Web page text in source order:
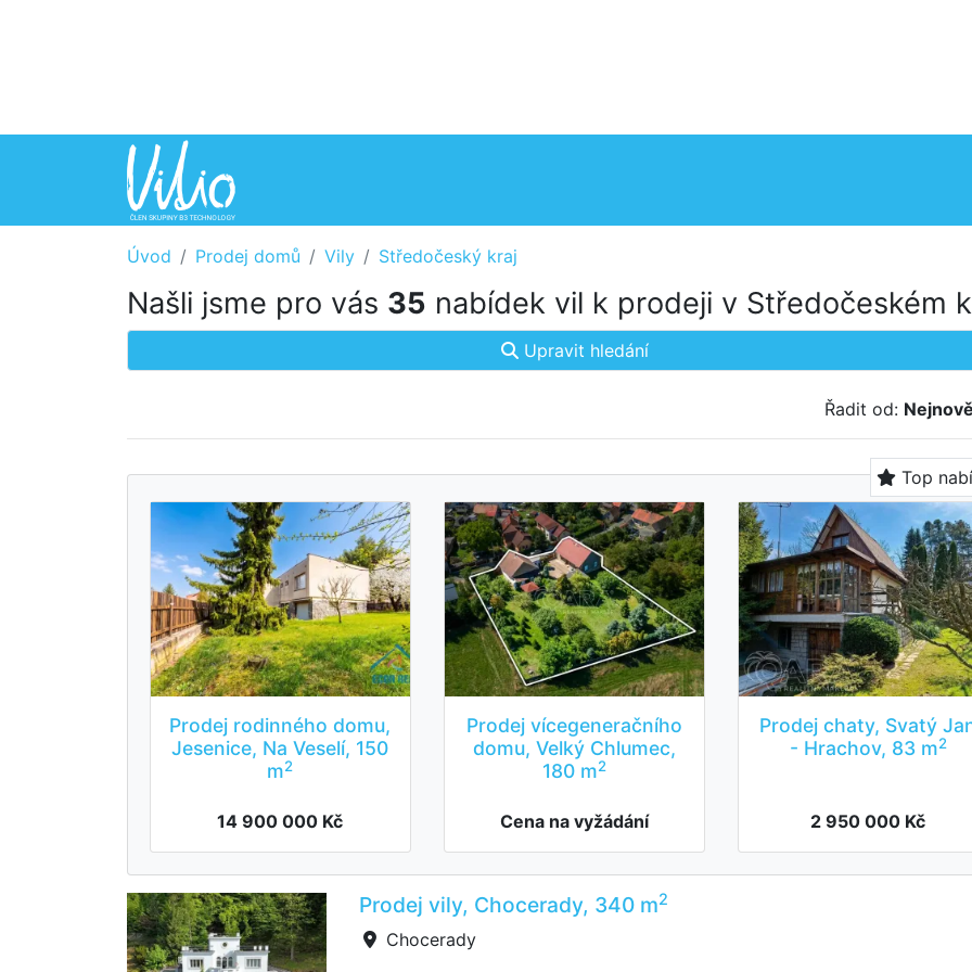
Úvod Prodej domů Vily Středočeský kraj
Našli jsme pro vás 35 nabídek vil k prodeji v Středočeském
Upravit hledání
Řadit od:
Top
Prodej rodinného domu,
Jesenice, Na Veselí, 150
m2
14 900 000 Kč
Prodej vícegeneračního
domu, Velký Chlumec,
180 m2
Cena na vyžádání
Prodej chaty, Svatý
- Hrachov, 83 m2
2 950 000 Kč
Prodej vily, Chocerady, 340 m2
Chocerady